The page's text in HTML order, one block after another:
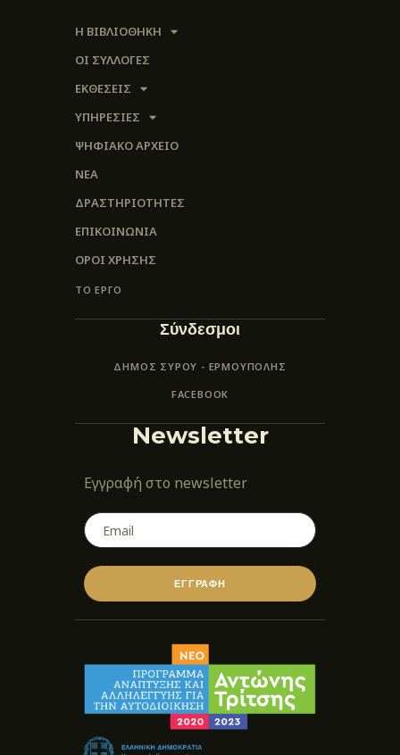
Η ΒΙΒΛΙΟΘΗΚΗ
ΟΙ ΣΥΛΛΟΓΈΣ
ΕΚΘΕΣΕΙΣ
ΥΠΗΡΕΣΙΕΣ
ΨΗΦΙΑΚΌ ΑΡΧΕΊΟ
ΝΕΑ
ΔΡΑΣΤΗΡΙΟΤΗΤΕΣ
ΕΠΙΚΟΙΝΩΝΊΑ
ΌΡΟΙ ΧΡΉΣΗΣ
ΤΟ ΕΡΓΟ
Σύνδεσμοι
ΔΗΜΟΣ ΣΥΡΟΥ - ΕΡΜΟΎΠΟΛΗΣ
FACEBOOK
Newsletter
Εγγραφή στο newsletter
ΕΓΓΡΑΦΗ